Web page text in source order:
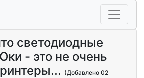
светодиодные
- это не очень
(Добавлено 02